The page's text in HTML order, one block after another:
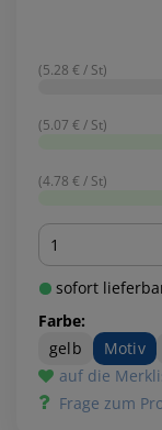
(5.28 € / St)
(5.07 € / St)
(4.78 € / St)
Menge
sofort lieferbar
Farbe:
gelb
Motiv
auf die
Frage zum